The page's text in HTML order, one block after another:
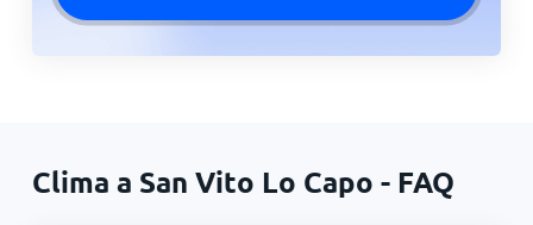
Clima a San Vito Lo Capo - FAQ